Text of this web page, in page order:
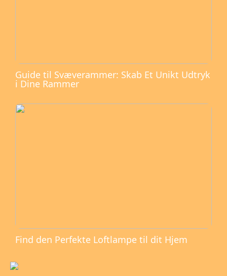
Guide til Svæverammer: Skab Et Unikt Udtryk
i Dine Rammer
Find den Perfekte Loftlampe til dit Hjem